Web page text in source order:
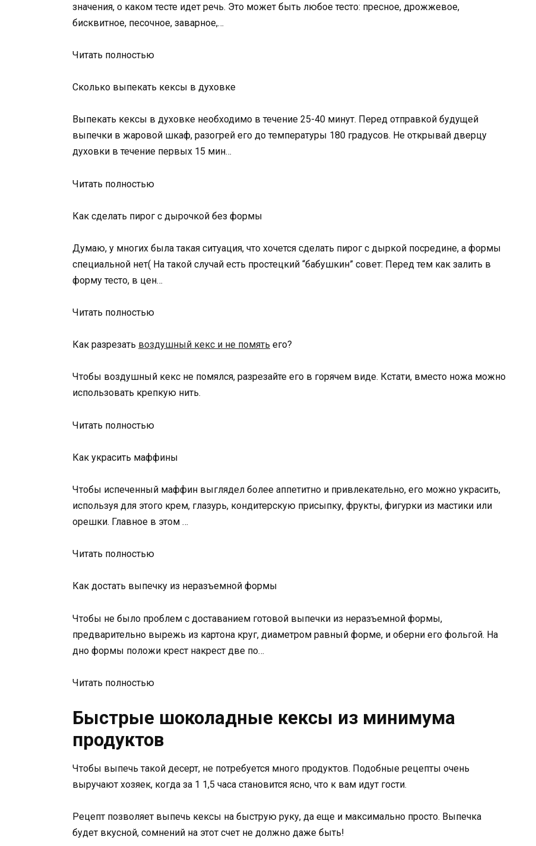
значения, о каком тесте идет речь. Это может быть любое тесто: пресное, дрожжевое,
бисквитное, песочное, заварное,…
Читать полностью
Сколько выпекать кексы в духовке
Выпекать кексы в духовке необходимо в течение 25-40 минут. Перед отправкой будущей
выпечки в жаровой шкаф, разогрей его до температуры 180 градусов. Не открывай дверцу
духовки в течение первых 15 мин…
Читать полностью
Как сделать пирог с дырочкой без формы
Думаю, у многих была такая ситуация, что хочется сделать пирог с дыркой посредине, а формы
специальной нет( На такой случай есть простецкий “бабушкин” совет: Перед тем как залить в
форму тесто, в цен…
Читать полностью
Как разрезать воздушный кекс и не помять его?
Чтобы воздушный кекс не помялся, разрезайте его в горячем виде. Кстати, вместо ножа можно
использовать крепкую нить.
Читать полностью
Как украсить маффины
Чтобы испеченный маффин выглядел более аппетитно и привлекательно, его можно украсить,
используя для этого крем, глазурь, кондитерскую присыпку, фрукты, фигурки из мастики или
орешки. Главное в этом …
Читать полностью
Как достать выпечку из неразъемной формы
Чтобы не было проблем с доставанием готовой выпечки из неразъемной формы,
предварительно вырежь из картона круг, диаметром равный форме, и оберни его фольгой. На
дно формы положи крест накрест две по…
Читать полностью
Быстрые шоколадные кексы из минимума
продуктов
Чтобы выпечь такой десерт, не потребуется много продуктов. Подобные рецепты очень
выручают хозяек, когда за 1 1,5 часа становится ясно, что к вам идут гости.
Рецепт позволяет выпечь кексы на быструю руку, да еще и максимально просто. Выпечка
будет вкусной, сомнений на этот счет не должно даже быть!